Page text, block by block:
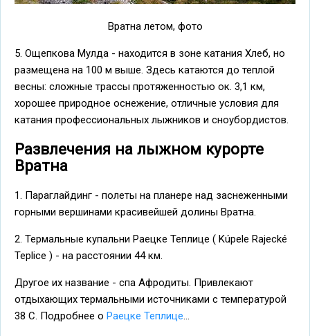
Вратна летом, фото
5. Ощепкова Мулда - находится в зоне катания Хлеб, но
размещена на 100 м выше. Здесь катаются до теплой
весны: сложные трассы протяженностью ок. 3,1 км,
хорошее природное оснежение, отличные условия для
катания профессиональных лыжников и сноубордистов.
Развлечения на лыжном курорте
Вратна
1. Параглайдинг - полеты на планере над заснеженными
горными вершинами красивейшей долины Вратна.
2. Термальные купальни Раецке Теплице ( Kúpele Rajecké
Teplice ) - на расстоянии 44 км.
Другое их название - спа Афродиты. Привлекают
отдыхающих термальными источниками с температурой
38 C. Подробнее о Раецке Теплице...